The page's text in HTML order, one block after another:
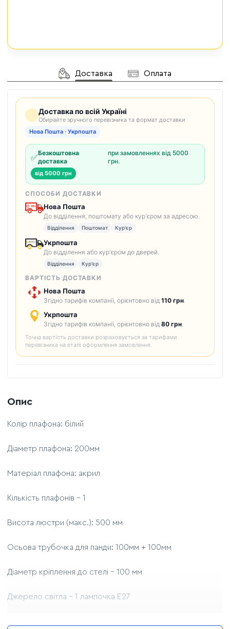
Доставка Оплата
Доставка по всій Україні
Обирайте зручного перевізника та формат доставки
Нова Пошта · Укрпошта
✅Безкоштовна
доставка
при замовленнях від 5000
грн.
від 5000 грн
СПОСОБИ ДОСТАВКИ
Нова Пошта
До відділення, поштомату або кур'єром за адресою.
Відділення Поштомат Кур'єр
Укрпошта
До відділення або кур'єром до дверей.
Відділення Кур'єр
ВАРТІСТЬ ДОСТАВКИ
Нова Пошта
Згідно тарифів компанії, орієнтовно від 110 грн
Укрпошта
Згідно тарифів компанії, орієнтовно від 80 грн
Точна вартість доставки розраховується за тарифами
перевізника на етапі оформлення замовлення.
Опис
Колір плафона: білий
Діаметр плафона: 200мм
Матеріал плафона: акрил
Кількість плафонів – 1
Висота люстри (макс.): 500 мм
Осьова трубочка для панди: 100мм + 100мм
Діаметр кріплення до стелі – 100 мм
Джерело світла - 1 лампочка Е27